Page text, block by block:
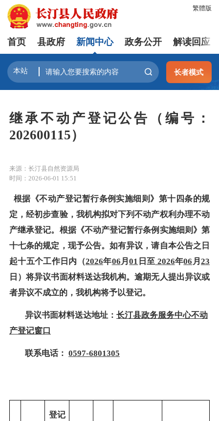
繁體版
首页 县政府 新闻中心 政务公开 解读回应
长者模式
继承不动产登记公告（编号：
202600115）
来源：长汀县自然资源局
时间：2026-06-01 15:51
根据《不动产登记暂行条例实施细则》第十四条的规
定，经初步查验，我机构拟对下列不动产权利办理不动
产继承登记。根据《不动产登记暂行条例实施细则》第
十七条的规定，现予公告。如有异议，请自本公告之日
起十五个工作日内（2026年06 月01 日至 2026年06 月23
日）将异议书面材料送达我机构。逾期无人提出异议或
者异议不成立的，我机构将予以登记。
异议书面材料送达地址： 长汀县政务服务中心不动
产登记窗口
联系电话： 0597-6801305
登记